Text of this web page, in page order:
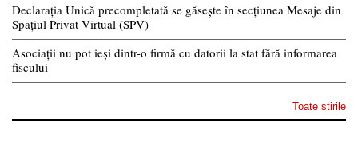
Declarația Unică precompletată se găsește în secțiunea Mesaje din
Spațiul Privat Virtual (SPV)
Asociații nu pot ieși dintr-o firmă cu datorii la stat fără informarea
fiscului
Toate stirile